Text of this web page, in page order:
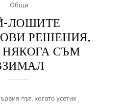
Общи
ЛОШИТЕ
РЕШЕНИЯ,
СЪМ
път, когато усетих